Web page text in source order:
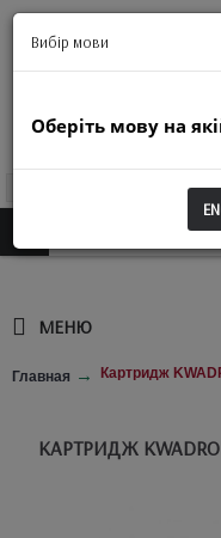
МЕНЮ
Главная Картридж
КАРТРИДЖ
Вибір мови
Оберіть мову на